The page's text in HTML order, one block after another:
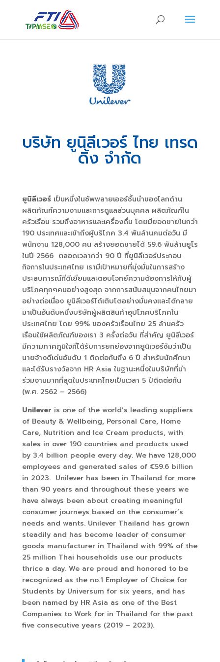
บริษัท ยูนิลีเวอร์ ไทย เทรด
ดิ้ง จำกัด
ยูนิลีเวอร์ เป็นหนึ่งในซัพพลายเออร์ชั้นนำของโลกด้าน
ผลิตภัณฑ์ความงามและการดูแลส่วนบุคคล ผลิตภัณฑ์ใน
ครัวเรือน รวมถึงอาหารและเครื่องดื่ม โดยมียอดขายในกว่า
190ประเทศและเข้าถึงผู้บริโภค 3.4 พันล้านคนต่อวัน มี
พนักงาน 128,000คน สร้างยอดขายได้ 59.6พันล้านยูโร
ในปี 2566 ตลอดเวลากว่า 90ปี ที่ยูนิลีเวอร์ประกอบ
กิจการในประเทศไทย เรามีเป้าหมายที่มุ่งมั่นในการสร้าง
ประสบการณ์ที่ดีเยี่ยมและตอบโจทย์ความต้องการให้กับผู้
บริโภคทุกๆคนอย่างสูงสุด จากการสนับสนุนจากคนไทยมา
อย่างต่อเนื่อง ยูนิลีเวอร์ได้เติบโตอย่างมั่นคงและได้กลาย
มาเป็นอันดับหนึ่งบริษัทผู้ผลิตสินค้าอุปโภคบริโภคใน
ประเทศไทย โดย 99%ของครัวเรือนไทย 25 ล้านครัว
เรือนใช้ผลิตภัณฑ์ของเรา 3 ครั้งต่อวัน ที่สำคัญ ยูนิลีเวอร์
มีความภาคภูมิใจที่ได้รับการยกย่องจากยูนิเวอร์ซัมว่าเป็น
นายจ้างดีเด่นอันดับ 1 ติดต่อกันถึง 6ปี สำหรับนักศึกษา
และได้รับรางวัลจาก HR Asia ในฐานะหนึ่งในบริษัทที่น่า
ร่วมงานมากที่สุดในประเทศไทยเป็นเวลา 5ปีติดต่อกัน
(พ.ศ. 2562 – 2566)
Unilever is one of the world’s leading suppliers
of Beauty & Wellbeing, Personal Care, Home
Care, Nutrition and Ice Cream products, with
sales in over 190 countries and products used
by 3.4 billion people every day. We have 128,000
employees and generated sales of €59.6 billion
in 2023. Unilever has been in Thailand for more
than 90 years and throughout these years we
have always been about creating meaningful
consumer journeys based on the consumer’s
needs and wants. Unilever Thailand has grown
steadily and has become leader of consumer
goods manufacturer in Thailand with 99% of the
25 million Thai households use our products
thrice a day. We are proud and honored to be
recognized as the no.1 Employer of Choice for
Students by Universum for six years, and has
been named by HR Asia as one of the Best
Companies to Work for in Thailand for the past
five consecutive years (2019 – 2023).